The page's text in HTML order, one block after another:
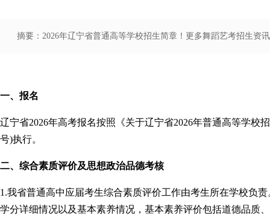
摘要：2026年辽宁省普通高等学校招生简章！更多舞蹈艺考招生资
一、报名
辽宁省2026年高考报名按照《关于辽宁省2026年普通高等学校
号)执行。
二、综合素质评价及思想政治品德考核
1.我省普通高中应届考生综合素质评价工作由考生所在学校负
学分详细情况以及基本素养情况，基本素养评价包括道德品质
咨询报名